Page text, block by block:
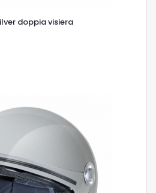
doppia visiera